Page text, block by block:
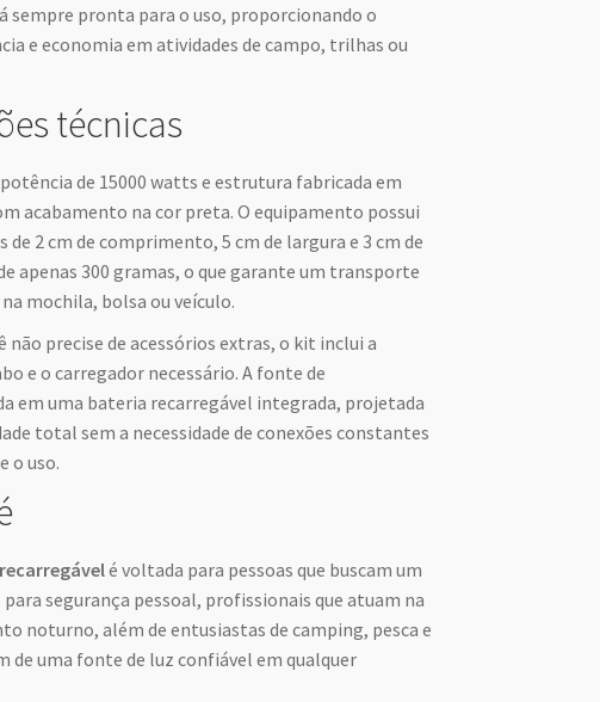
sempre pronta para o uso, proporcionando o
e economia em atividades de campo, trilhas ou
técnicas
de 15000 watts e estrutura fabricada em
acabamento na cor preta. O equipamento possui
de 2 cm de comprimento, 5 cm de largura e 3 cm de
apenas 300 gramas, o que garante um transporte
mochila, bolsa ou veículo.
não precise de acessórios extras, o kit inclui a
e o carregador necessário. A fonte de
em uma bateria recarregável integrada, projetada
total sem a necessidade de conexões constantes
o uso.
é voltada para pessoas que buscam um
segurança pessoal, profissionais que atuam na
noturno, além de entusiastas de camping, pesca e
de uma fonte de luz confiável em qualquer